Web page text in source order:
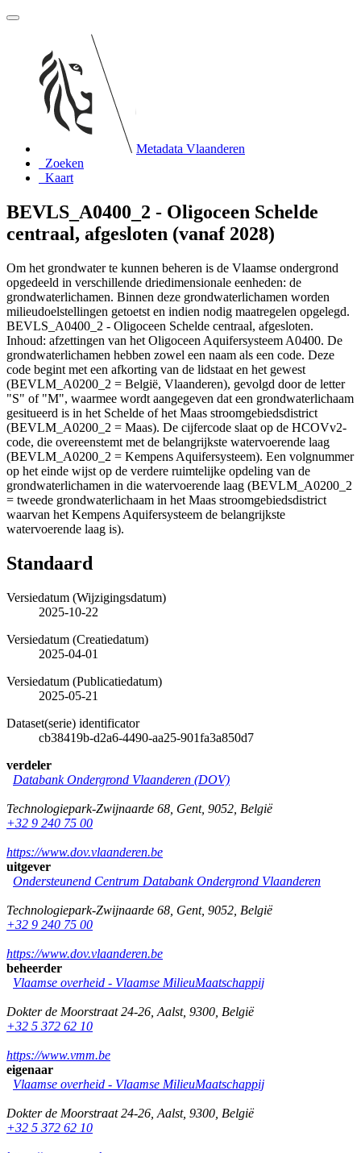
Metadata Vlaanderen
Zoeken
Kaart
BEVLS_A0400_2 - Oligoceen Schelde
centraal, afgesloten (vanaf 2028)
Om het grondwater te kunnen beheren is de Vlaamse ondergrond
opgedeeld in verschillende driedimensionale eenheden: de
grondwaterlichamen. Binnen deze grondwaterlichamen worden
milieudoelstellingen getoetst en indien nodig maatregelen opgelegd.
BEVLS_A0400_2 - Oligoceen Schelde centraal, afgesloten.
Inhoud: afzettingen van het Oligoceen Aquifersysteem A0400. De
grondwaterlichamen hebben zowel een naam als een code. Deze
code begint met een afkorting van de lidstaat en het gewest
(BEVLM_A0200_2 = België, Vlaanderen), gevolgd door de letter
"S" of "M", waarmee wordt aangegeven dat een grondwaterlichaam
gesitueerd is in het Schelde of het Maas stroomgebiedsdistrict
(BEVLM_A0200_2 = Maas). De cijfercode slaat op de HCOVv2-
code, die overeenstemt met de belangrijkste watervoerende laag
(BEVLM_A0200_2 = Kempens Aquifersysteem). Een volgnummer
op het einde wijst op de verdere ruimtelijke opdeling van de
grondwaterlichamen in die watervoerende laag (BEVLM_A0200_2
= tweede grondwaterlichaam in het Maas stroomgebiedsdistrict
waarvan het Kempens Aquifersysteem de belangrijkste
watervoerende laag is).
Standaard
Versiedatum (Wijzigingsdatum)
2025-10-22
Versiedatum (Creatiedatum)
2025-04-01
Versiedatum (Publicatiedatum)
2025-05-21
Dataset(serie) identificator
cb38419b-d2a6-4490-aa25-901fa3a850d7
verdeler
Databank Ondergrond Vlaanderen (DOV)
Technologiepark-Zwijnaarde 68 Gent, 9052 België
+32 9 240 75 00
https://www.dov.vlaanderen.be
uitgever
Ondersteunend Centrum Databank Ondergrond Vlaanderen
Technologiepark-Zwijnaarde 68 Gent, 9052 België
+32 9 240 75 00
https://www.dov.vlaanderen.be
beheerder
Vlaamse overheid - Vlaamse MilieuMaatschappij
Dokter de Moorstraat 24-26 Aalst, 9300 België
+32 5 372 62 10
https://www.vmm.be
eigenaar
Vlaamse overheid - Vlaamse MilieuMaatschappij
Dokter de Moorstraat 24-26 Aalst, 9300 België
+32 5 372 62 10